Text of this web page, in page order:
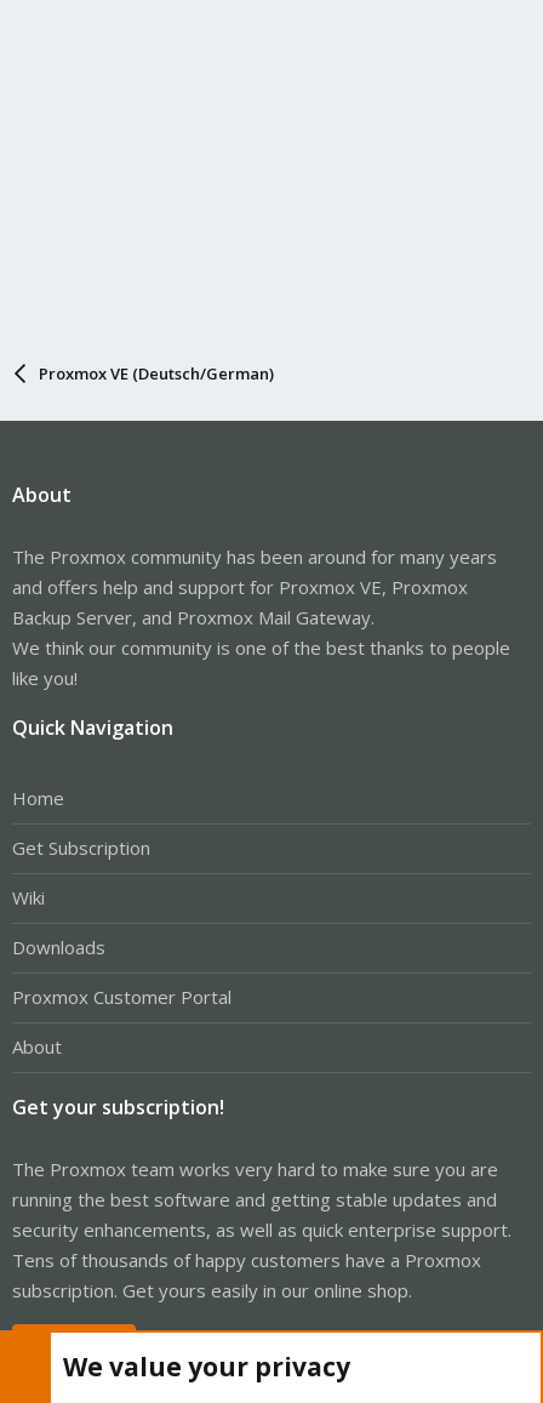
Proxmox VE (Deutsch/German)
About
The Proxmox community has been around for many years
and offers help and support for Proxmox VE, Proxmox
Backup Server, and Proxmox Mail Gateway.
We think our community is one of the best thanks to people
like you!
Quick Navigation
Home
Get Subscription
Wiki
Downloads
Proxmox Customer Portal
About
Get your subscription!
The Proxmox team works very hard to make sure you are
running the best software and getting stable updates and
security enhancements, as well as quick enterprise support.
Tens of thousands of happy customers have a Proxmox
subscription. Get yours easily in our online shop.
We value your privacy